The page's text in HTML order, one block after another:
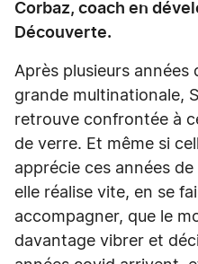
Corbaz, coach en
Découverte.
Après plusieurs années
grande multinationale,
retrouve confrontée à
de verre. Et même si
apprécie ces années
elle réalise vite, en se
accompagner, que le
davantage vibrer et